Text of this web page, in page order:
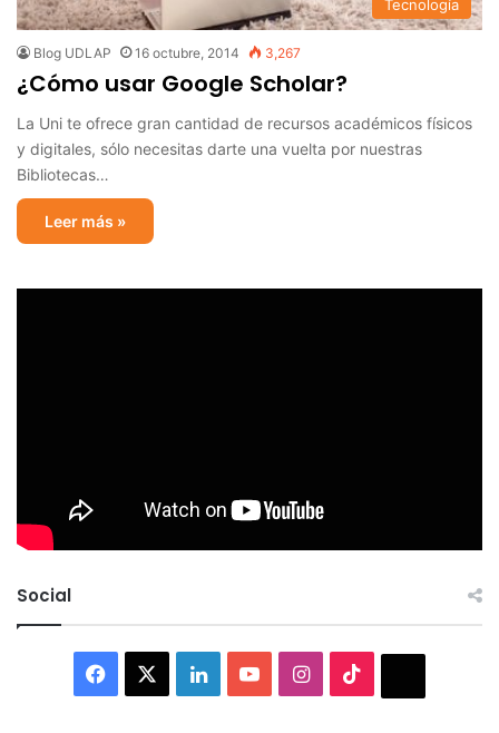
Tecnología
Blog UDLAP 16 octubre, 2014 3,267
¿Cómo usar Google Scholar?
La Uni te ofrece gran cantidad de recursos académicos físicos
y digitales, sólo necesitas darte una vuelta por nuestras
Bibliotecas…
Leer más »
Social
Facebook LinkedInYouTubeInstagram